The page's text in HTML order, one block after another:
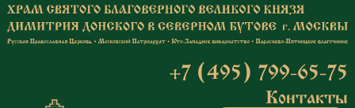
+7 (495) 799-65-75
Контакты